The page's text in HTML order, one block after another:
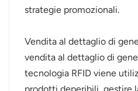
strategie promozionali.
Vendita al dettaglio di
vendita al dettaglio di
tecnologia RFID viene